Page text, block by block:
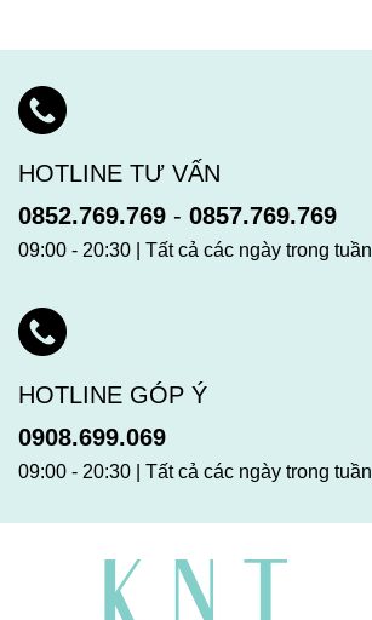
HOTLINE TƯ VẤN
0852.769.769 - 0857.769.769
09:00 - 20:30 | Tất cả các ngày trong tuần
HOTLINE GÓP Ý
0908.699.069
09:00 - 20:30 | Tất cả các ngày trong tuần